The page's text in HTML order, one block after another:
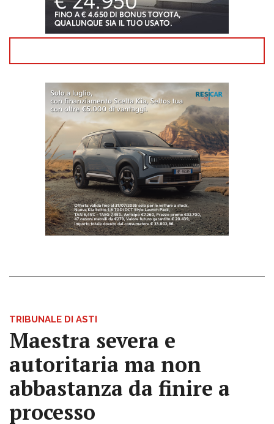
TRIBUNALE DI ASTI
Maestra severa e
autoritaria ma non
abbastanza da finire a
processo